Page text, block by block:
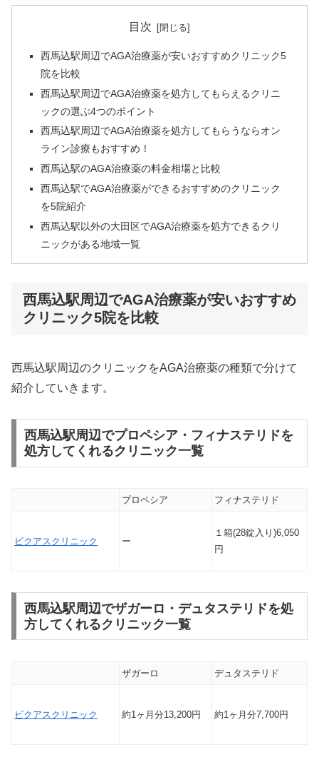
目次
西馬込駅周辺でAGA治療薬が安いおすすめクリニック5
院を比較
西馬込駅周辺でAGA治療薬を処方してもらえるクリニ
ックの選ぶ4つのポイント
西馬込駅周辺でAGA治療薬を処方してもらうならオン
ライン診療もおすすめ！
西馬込駅のAGA治療薬の料金相場と比較
西馬込駅でAGA治療薬ができるおすすめのクリニック
を5院紹介
西馬込駅以外の大田区でAGA治療薬を処方できるクリ
ニックがある地域一覧
西馬込駅周辺でAGA治療薬が安いおすすめ
クリニック5院を比較
西馬込駅周辺のクリニックをAGA治療薬の種類で分けて
紹介していきます。
西馬込駅周辺でプロペシア・フィナステリドを
処方してくれるクリニック一覧
プロペシア フィナステリド
ビクアスクリニック ー
１箱(28錠入り)6,050
円
西馬込駅周辺でザガーロ・デュタステリドを処
方してくれるクリニック一覧
ザガーロ デュタステリド
ビクアスクリニック 約1ヶ月分13,200円 約1ヶ月分7,700円